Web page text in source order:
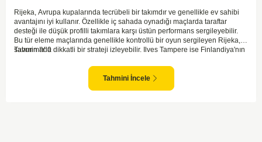
Rijeka, Avrupa kupalarında tecrübeli bir takımdır ve genellikle ev sahibi
avantajını iyi kullanır. Özellikle iç sahada oynadığı maçlarda taraftar
desteği ile düşük profilli takımlara karşı üstün performans sergileyebilir.
Bu tür eleme maçlarında genellikle kontrollü bir oyun sergileyen Rijeka,
savunmada dikkatli bir strateji izleyebilir. Ilves Tampere ise Finlandiya'nın
tecrübesi olmayan bir ekip. Ilves, deplasman maçlarında zaman zaman
zorluklar yaşayabilir ve bu, Rijeka karşısında daha defansif bir strateji
izlemelerine sebep olabilir. Maç sonucunda ev sahibi ekibin avantajlı
Tahmin IY 0
Tahmini İncele